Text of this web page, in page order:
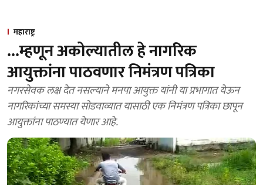
महाराष्ट्र
...म्हणून अकोल्यातील हे नागरिक
आयुक्तांना पाठवणार निमंत्रण पत्रिका
नगरसेवक लक्ष देत नसल्याने मनपा आयुक्त यांनी या प्रभागात येऊन
नागरिकांच्या समस्या सोडवाव्यात यासाठी एक निमंत्रण पत्रिका छापून
आयुक्तांना पाठण्यात येणार आहे.